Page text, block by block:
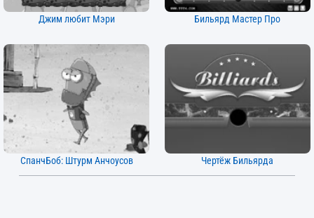
Джим любит Мэри Бильярд Мастер Про
СпанчБоб: Штурм Анчоусов Чертёж Бильярда